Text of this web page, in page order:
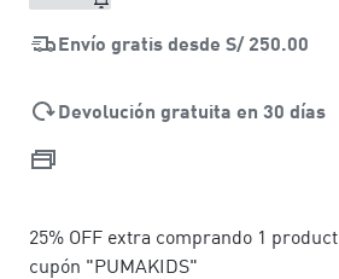
Envío gratis desde S/ 250.00
Devolución gratuita en 30 días
25% OFF extra comprando 1
cupón "PUMAKIDS"